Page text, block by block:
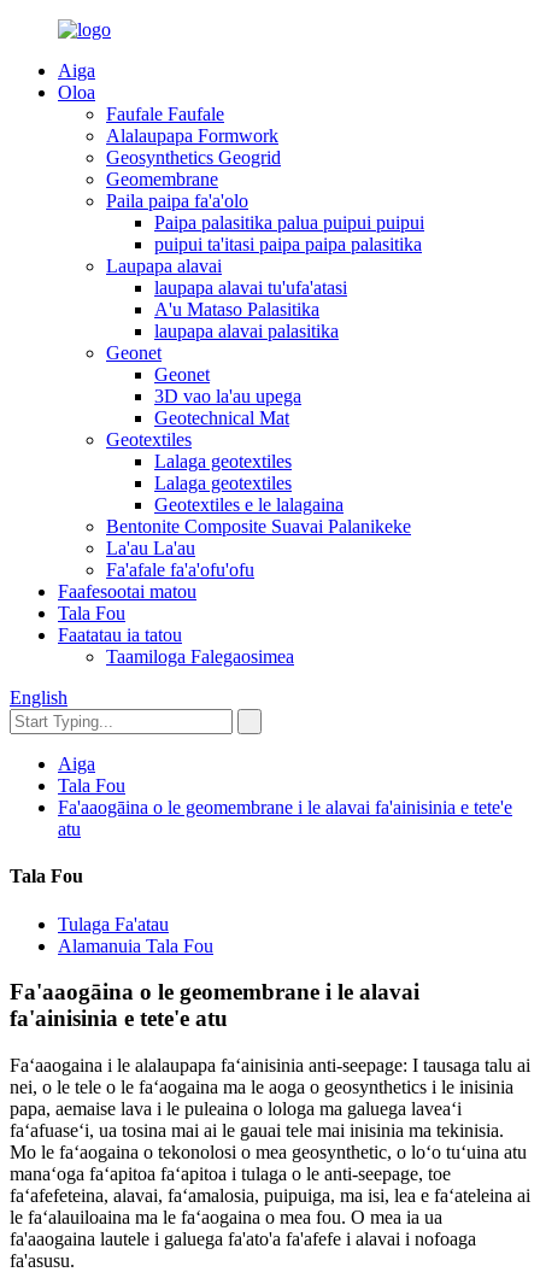
Aiga
Oloa
Faufale Faufale
Alalaupapa Formwork
Geosynthetics Geogrid
Geomembrane
Paila paipa fa'a'olo
Paipa palasitika palua puipui puipui
puipui ta'itasi paipa paipa palasitika
Laupapa alavai
laupapa alavai tu'ufa'atasi
A'u Mataso Palasitika
laupapa alavai palasitika
Geonet
Geonet
3D vao la'au upega
Geotechnical Mat
Geotextiles
Lalaga geotextiles
Lalaga geotextiles
Geotextiles e le lalagaina
Bentonite Composite Suavai Palanikeke
La'au La'au
Fa'afale fa'a'ofu'ofu
Faafesootai matou
Tala Fou
Faatatau ia tatou
Taamiloga Falegaosimea
English
Aiga
Tala Fou
Fa'aaogāina o le geomembrane i le alavai fa'ainisinia e tete'e
atu
Tala Fou
Tulaga Fa'atau
Alamanuia Tala Fou
Fa'aaogāina o le geomembrane i le alavai
fa'ainisinia e tete'e atu
Faʻaaogaina i le alalaupapa faʻainisinia anti-seepage: I tausaga talu ai
nei, o le tele o le faʻaogaina ma le aoga o geosynthetics i le inisinia
papa, aemaise lava i le puleaina o lologa ma galuega laveaʻi
faʻafuaseʻi, ua tosina mai ai le gauai tele mai inisinia ma tekinisia.
Mo le faʻaogaina o tekonolosi o mea geosynthetic, o loʻo tuʻuina atu
manaʻoga faʻapitoa faʻapitoa i tulaga o le anti-seepage, toe
faʻafefeteina, alavai, faʻamalosia, puipuiga, ma isi, lea e faʻateleina ai
le faʻalauiloaina ma le faʻaogaina o mea fou. O mea ia ua
fa'aaogaina lautele i galuega fa'ato'a fa'afefe i alavai i nofoaga
fa'asusu.